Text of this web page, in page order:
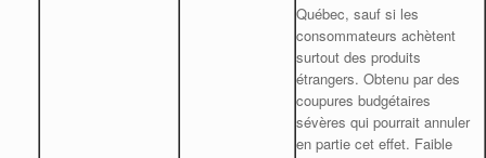
Québec, sauf si les
consommateurs achètent
surtout des produits
étrangers. Obtenu par des
coupures budgétaires
sévères qui pourrait annuler
en partie cet effet. Faible